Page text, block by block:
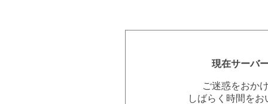
現在サーバ
ご迷惑をおか
しばらく時間を